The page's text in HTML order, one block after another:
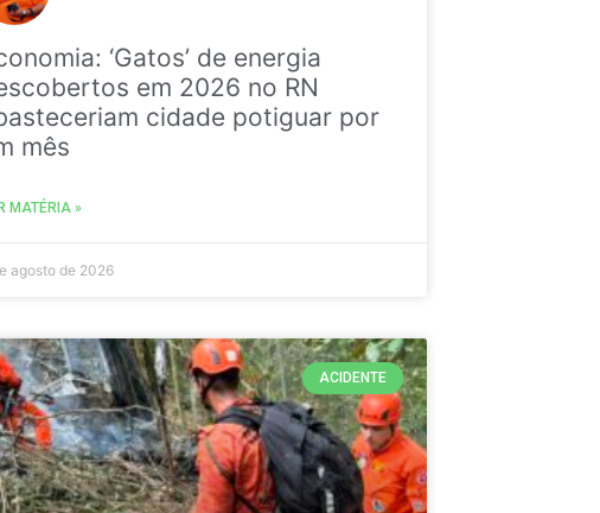
‘Gatos’ de energia
em 2026 no RN
cidade potiguar por
mês
MATÉRIA »
agosto de 2026
ACIDENTE